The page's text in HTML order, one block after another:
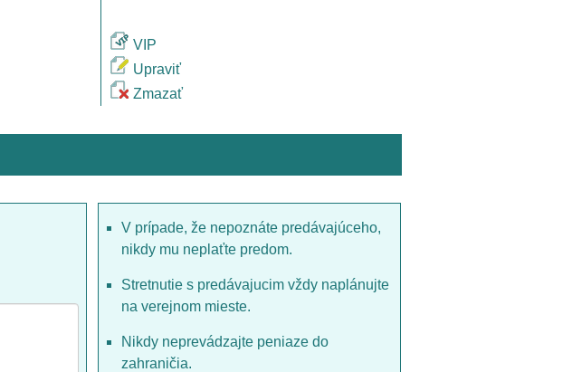
VIP
Upraviť
Zmazať
V prípade, že nepoznáte predávajúceho,
nikdy mu neplaťte predom.
Stretnutie s predávajucim vždy naplánujte
na verejnom mieste.
Nikdy neprevádzajte peniaze do
zahraničia.